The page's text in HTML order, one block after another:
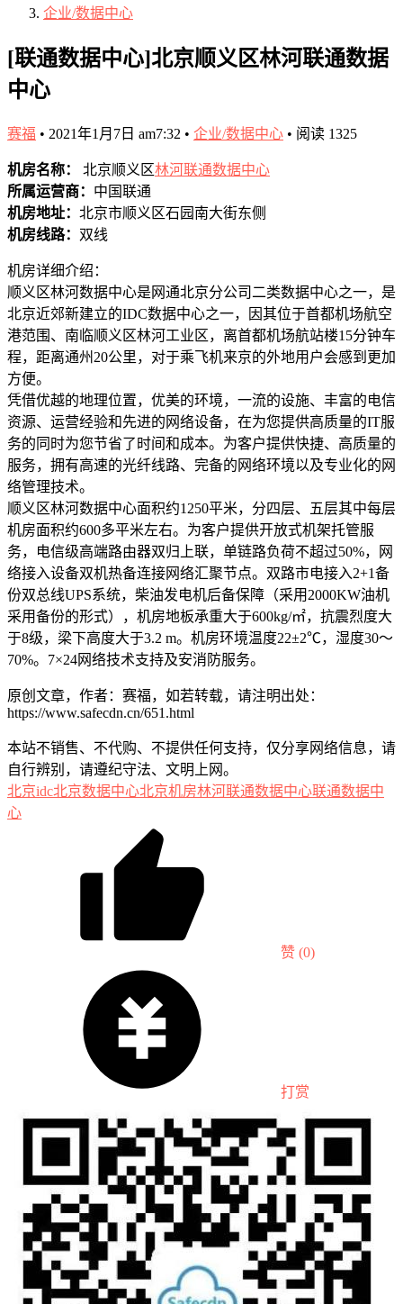
企业/数据中心
[联通数据中心]北京顺义区林河联通数据
中心
赛福 • 2021年1月7日 am7:32 • 企业/数据中心 • 阅读 1325
机房名称： 北京顺义区林河联通数据中心
所属运营商： 中国联通
机房地址： 北京市顺义区石园南大街东侧
机房线路： 双线
机房详细介绍：
顺义区林河数据中心是网通北京分公司二类数据中心之一，是
北京近郊新建立的IDC数据中心之一，因其位于首都机场航空
港范围、南临顺义区林河工业区，离首都机场航站楼15分钟车
程，距离通州20公里，对于乘飞机来京的外地用户会感到更加
方便。
凭借优越的地理位置，优美的环境，一流的设施、丰富的电信
资源、运营经验和先进的网络设备，在为您提供高质量的IT服
务的同时为您节省了时间和成本。为客户提供快捷、高质量的
服务，拥有高速的光纤线路、完备的网络环境以及专业化的网
络管理技术。
顺义区林河数据中心面积约1250平米，分四层、五层其中每层
机房面积约600多平米左右。为客户提供开放式机架托管服
务，电信级高端路由器双归上联，单链路负荷不超过50%，网
络接入设备双机热备连接网络汇聚节点。双路市电接入2+1备
份双总线UPS系统，柴油发电机后备保障（采用2000KW油机
采用备份的形式），机房地板承重大于600kg/㎡，抗震烈度大
于8级，梁下高度大于3.2 m。机房环境温度22±2℃，湿度30～
70%。7×24网络技术支持及安消防服务。
原创文章，作者：赛福，如若转载，请注明出处：
https://www.safecdn.cn/651.html
本站不销售、不代购、不提供任何支持，仅分享网络信息，请
自行辨别，请遵纪守法、文明上网。
北京idc北京数据中心北京机房林河联通数据中心联通数据中
心
赞 (0)
打赏